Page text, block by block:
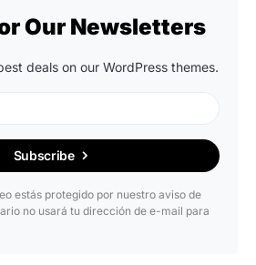
Our Newsletters
deals on our WordPress themes.
Subscribe
estás protegido por nuestro aviso de
no usará tu dirección de e-mail para